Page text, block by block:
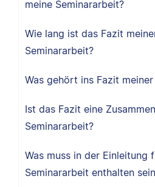
meine Seminararbeit?
Wie lang ist das Fazit
Seminararbeit?
Was gehört ins Fazit
Ist das Fazit eine
Seminararbeit?
Was muss in der Einleitung
Seminararbeit enthalten